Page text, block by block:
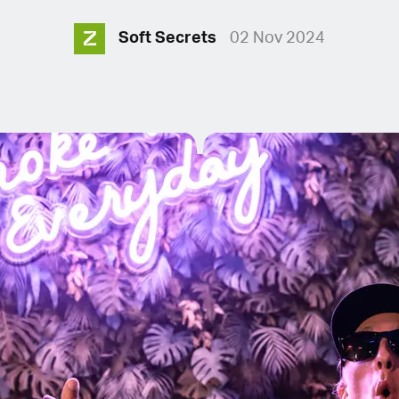
Z Soft Secrets 02 Nov 2024